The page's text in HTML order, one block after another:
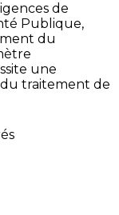
de
Publique,
du
une
traitement de